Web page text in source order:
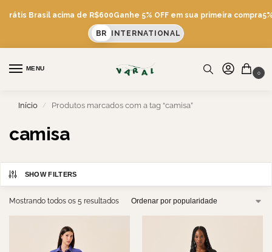
Brasil acima de R$600Ganhe 5% OFF em sua primeira compra5%
BR INTERNATIONAL
MENU
0
Início / Produtos marcados com a tag “camisa”
camisa
SHOW FILTERS
Mostrando todos os 5 resultados